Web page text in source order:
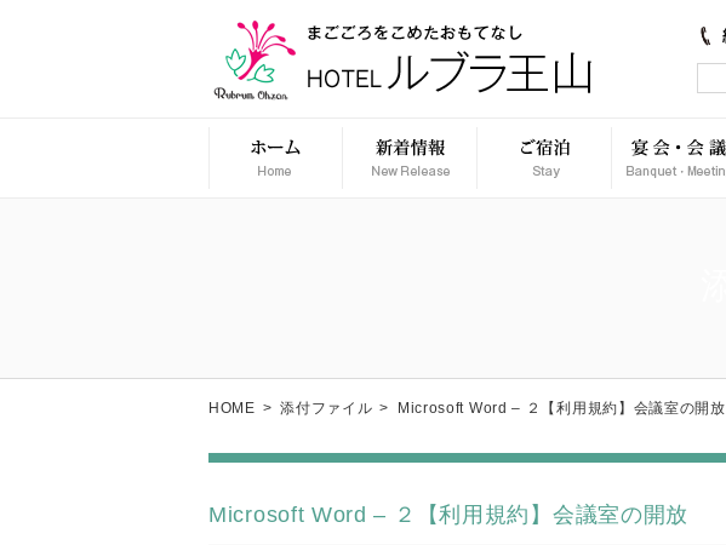
HOME > 添付ファイル > Microsoft Word – ２【利用規約】会議室の開放
Microsoft Word – ２【利用規約】会議室の開放